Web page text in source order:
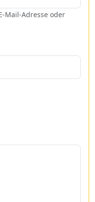
Mail-Adresse oder